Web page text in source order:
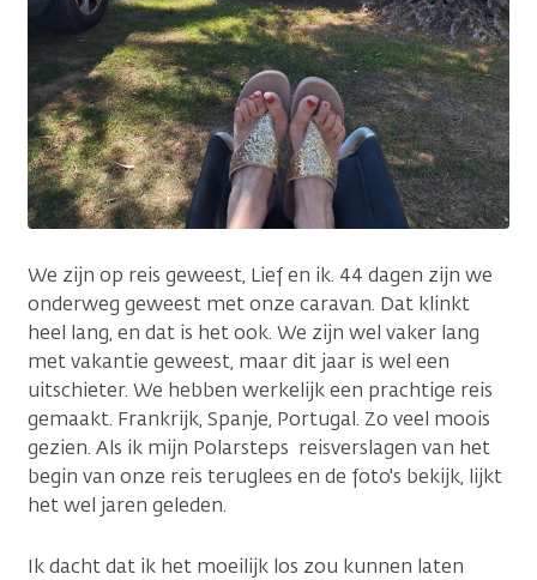
We zijn op reis geweest, Lief en ik. 44 dagen zijn we
onderweg geweest met onze caravan. Dat klinkt
heel lang, en dat is het ook. We zijn wel vaker lang
met vakantie geweest, maar dit jaar is wel een
uitschieter. We hebben werkelijk een prachtige reis
gemaakt. Frankrijk, Spanje, Portugal. Zo veel moois
gezien. Als ik mijn Polarsteps reisverslagen van het
begin van onze reis teruglees en de foto's bekijk, lijkt
het wel jaren geleden.
Ik dacht dat ik het moeilijk los zou kunnen laten